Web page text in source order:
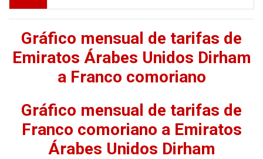
Gráfico mensual de tarifas de
Emiratos Árabes Unidos Dirham
a Franco comoriano
Gráfico mensual de tarifas de
Franco comoriano a Emiratos
Árabes Unidos Dirham